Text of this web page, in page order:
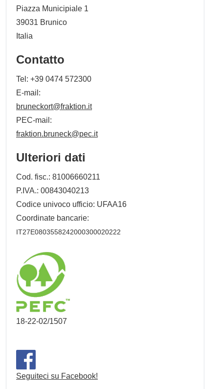
Piazza Municipiale 1
39031 Brunico
Italia
Contatto
Tel: +39 0474 572300
E-mail:
bruneckort@fraktion.it
PEC-mail:
fraktion.bruneck@pec.it
Ulteriori dati
Cod. fisc.: 81006660211
P.IVA.: 00843040213
Codice univoco ufficio: UFAA16
Coordinate bancarie:
IT27E0803558242000300020222
18-22-02/1507
Seguiteci su Facebook!